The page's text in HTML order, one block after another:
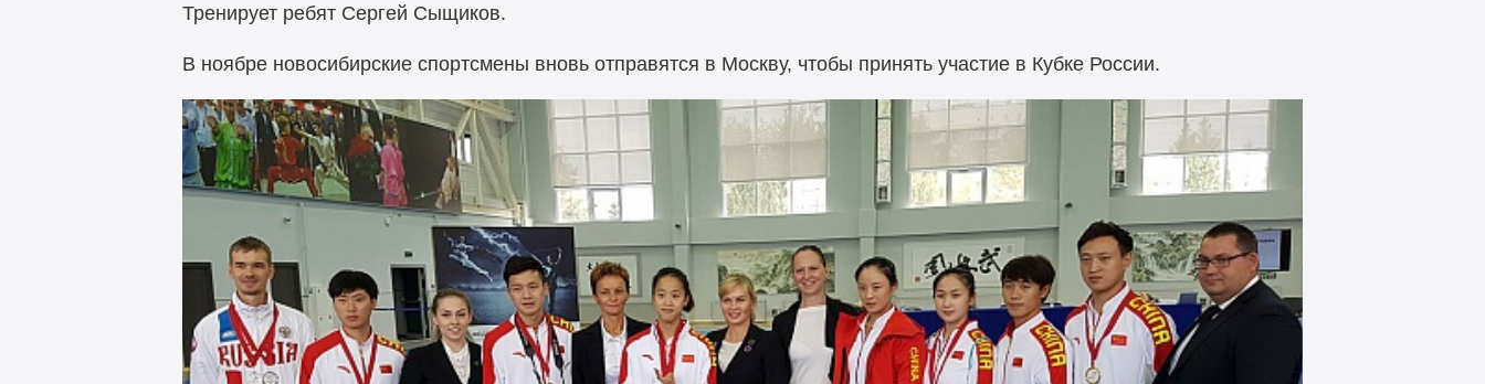
Тренирует ребят Сергей Сыщиков.
В ноябре новосибирские спортсмены вновь отправятся в Москву, чтобы принять участие в Кубке России.